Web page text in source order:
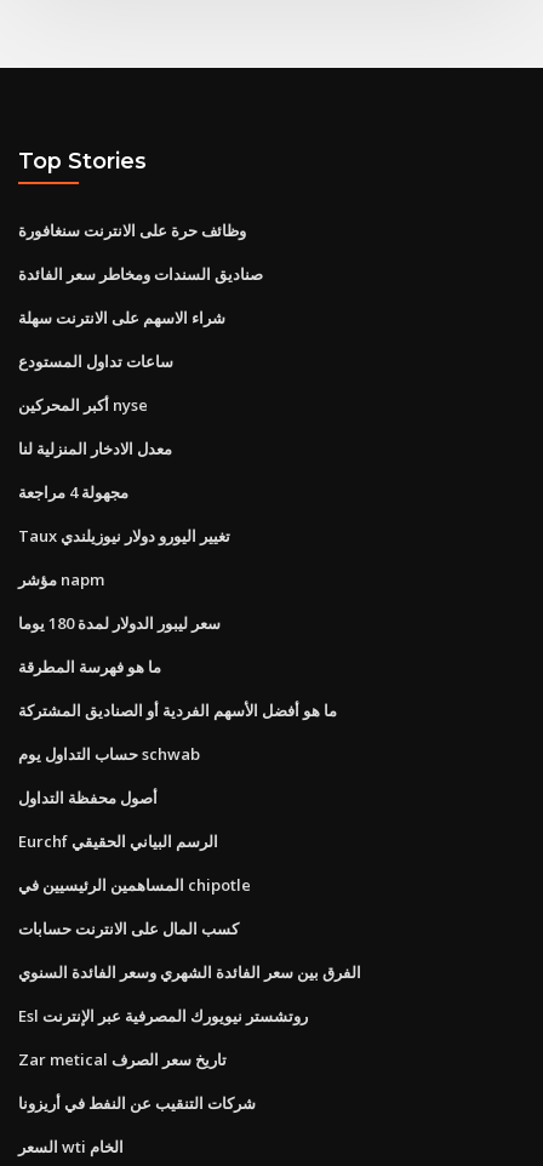
Top Stories
وظائف حرة على الانترنت سنغافورة
صناديق السندات ومخاطر سعر الفائدة
شراء الاسهم على الانترنت سهلة
ساعات تداول المستودع
أكبر المحركين nyse
معدل الادخار المنزلية لنا
مجهولة 4 مراجعة
Taux تغيير اليورو دولار نيوزيلندي
مؤشر napm
سعر ليبور الدولار لمدة 180 يوما
ما هو فهرسة المطرقة
ما هو أفضل الأسهم الفردية أو الصناديق المشتركة
حساب التداول يوم schwab
أصول محفظة التداول
Eurchf الرسم البياني الحقيقي
المساهمين الرئيسيين في chipotle
كسب المال على الانترنت حسابات
الفرق بين سعر الفائدة الشهري وسعر الفائدة السنوي
Esl روتشستر نيويورك المصرفية عبر الإنترنت
Zar metical تاريخ سعر الصرف
شركات التنقيب عن النفط في أريزونا
السعر wti الخام